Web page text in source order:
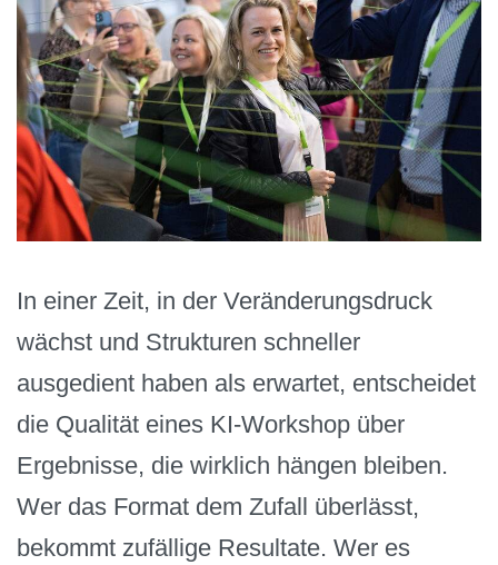
In einer Zeit, in der Veränderungsdruck
wächst und Strukturen schneller
ausgedient haben als erwartet, entscheidet
die Qualität eines KI-Workshop über
Ergebnisse, die wirklich hängen bleiben.
Wer das Format dem Zufall überlässt,
bekommt zufällige Resultate. Wer es